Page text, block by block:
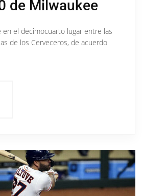
de Milwaukee
en el decimocuarto lugar entre las
de los Cerveceros, de acuerdo